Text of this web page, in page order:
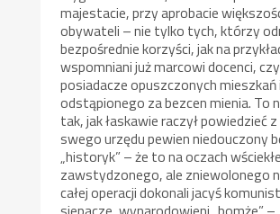
majestacie, przy aprobacie
obywateli – nie tylko tych, którzy
bezpośrednie korzyści, jak na
wspomniani już marcowi docenci,
posiadacze opuszczonych mieszkań i
odstąpionego za bezcen mienia. To
tak, jak łaskawie raczył powiedzieć
swego urzędu pewien niedouczony
„historyk” – że to na oczach
zawstydzonego, ale zniewolonego
całej operacji dokonali jacyś